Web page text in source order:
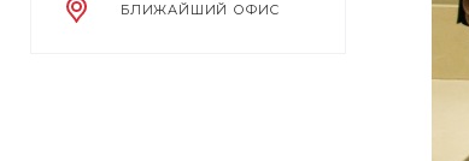
БЛИЖАЙШИЙ ОФИС